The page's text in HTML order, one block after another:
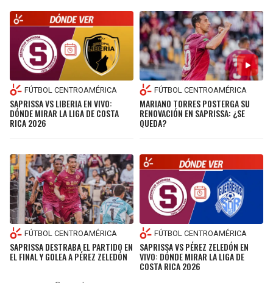
FÚTBOL CENTROAMÉRICA
SAPRISSA VS LIBERIA EN VIVO:
DÓNDE MIRAR LA LIGA DE COSTA
RICA 2026
FÚTBOL CENTROAMÉRICA
MARIANO TORRES POSTERGA SU
RENOVACIÓN EN SAPRISSA: ¿SE
QUEDA?
FÚTBOL CENTROAMÉRICA
SAPRISSA DESTRABA EL PARTIDO EN
EL FINAL Y GOLEA A PÉREZ ZELEDÓN
FÚTBOL CENTROAMÉRICA
SAPRISSA VS PÉREZ ZELEDÓN EN
VIVO: DÓNDE MIRAR LA LIGA DE
COSTA RICA 2026